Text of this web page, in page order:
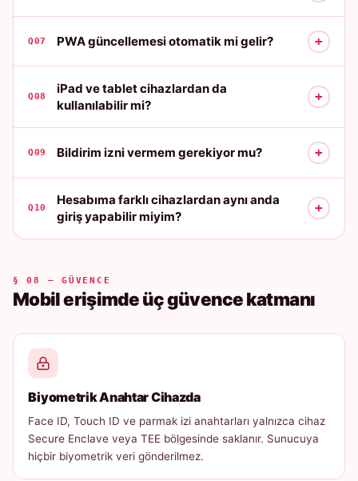
Q07 PWA güncellemesi otomatik mi gelir? +
Q08
iPad ve tablet cihazlardan da
kullanılabilir mi?
+
Q09 Bildirim izni vermem gerekiyor mu? +
Q10
Hesabıma farklı cihazlardan aynı anda
giriş yapabilir miyim?
+
§ 08 — GÜVENCE
Mobil erişimde üç güvence katmanı
Biyometrik Anahtar Cihazda
Face ID, Touch ID ve parmak izi anahtarları yalnızca cihaz
Secure Enclave veya TEE bölgesinde saklanır. Sunucuya
hiçbir biyometrik veri gönderilmez.